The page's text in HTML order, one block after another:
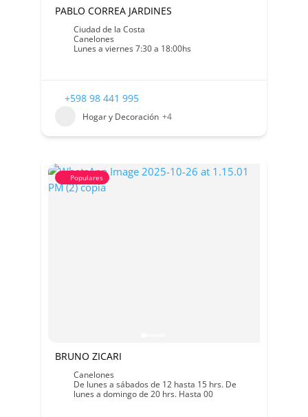
PABLO CORREA JARDINES
Ciudad de la Costa
Canelones
Lunes a viernes 7:30 a 18:00hs
+598 98 441 995
Hogar y Decoración +4
Populares
BRUNO ZICARI
Canelones
De lunes a sábados de 12 hasta 15 hrs. De
lunes a domingo de 20 hrs. Hasta 00